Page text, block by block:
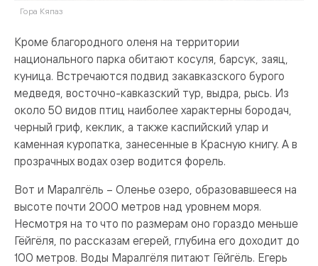
Гора Кяпаз
Кроме благородного оленя на территории
национального парка обитают косуля, барсук, заяц,
куница. Встречаются подвид закавказского бурого
медведя, восточно-кавказский тур, выдра, рысь. Из
около 50 видов птиц наиболее характерны бородач,
черный гриф, кеклик, а также каспийский улар и
каменная куропатка, занесенные в Красную книгу. А в
прозрачных водах озер водится форель.
Вот и Маралгёль – Оленье озеро, образовавшееся на
высоте почти 2000 метров над уровнем моря.
Несмотря на то что по размерам оно гораздо меньше
Гёйгёля, по рассказам егерей, глубина его доходит до
100 метров. Воды Маралгёля питают Гёйгёль. Егерь